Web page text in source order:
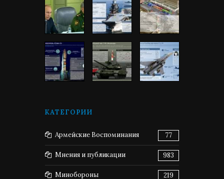
КАТЕГОРИИ
Армейские Воспоминания 77
Мнения и публикации 983
Минобороны 219